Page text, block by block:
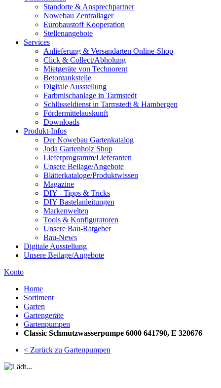
Standorte & Ansprechpartner
Nowebau Zentrallager
Eurobaustoff Kooperation
Stellenangebote
Services
Anlieferung & Versandarten Online-Shop
Click & Collect/Abholung
Mietgeräte von Technorent
Betontankstelle
Digitale Ausstellung
Farbmischanlage in Tarmstedt
Schlüsseldienst in Tarmstedt & Hambergen
Fördermittelauskunft
Downloads
Produkt-Infos
Der Nowebau Gartenkatalog
Joda Gartenholz Shop
Lieferprogramm/Lieferanten
Unsere Beilage/Angebote
Blätterkataloge/Produktwissen
Magazine
DIY - Tipps & Tricks
DIY Bastelanleitungen
Markenwelten
Tools & Konfiguratoren
Unsere Bau-Ratgeber
Bau-News
Digitale Ausstellung
Unsere Beilage/Angebote
Konto
Home
Sortiment
Garten
Gartengeräte
Gartenpumpen
Classic Schmutzwasserpumpe 6000 641790, E 320676
< Zurück zu Gartenpumpen